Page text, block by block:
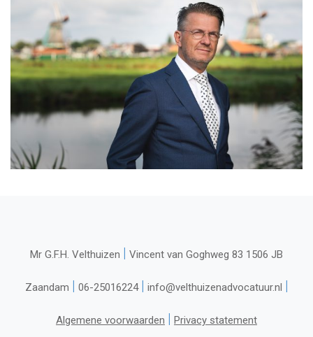
Mr G.F.H. Velthuizen | Vincent van Goghweg 83 1506 JB
Zaandam | 06-25016224 | info@velthuizenadvocatuur.nl |
Algemene voorwaarden | Privacy statement